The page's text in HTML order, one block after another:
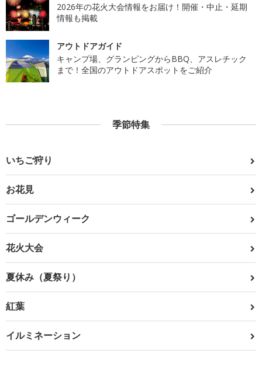
2026年の花火大会情報をお届け！開催・中止・延期
情報も掲載
アウトドアガイド
キャンプ場、グランピングからBBQ、アスレチック
まで！全国のアウトドアスポットをご紹介
季節特集
いちご狩り
お花見
ゴールデンウィーク
花火大会
夏休み（夏祭り）
紅葉
イルミネーション